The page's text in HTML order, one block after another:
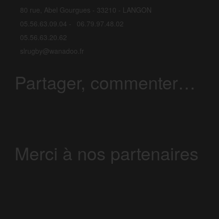
80 rue, Abel Gourgues - 33210 - LANGON
05.56.63.09.04 -
06.79.97.48.02
05.56.63.20.62
slrugby@wanadoo.fr
Partager, commenter…
Merci à nos partenaires